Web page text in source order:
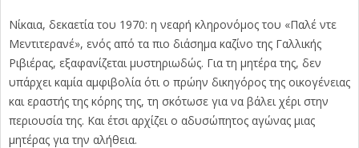
Νίκαια, δεκαετία του 1970: η νεαρή κληρονόμος του «Παλέ ντε
Μεντιτερανέ», ενός από τα πιο διάσημα καζίνο της Γαλλικής
Ριβιέρας, εξαφανίζεται μυστηριωδώς. Για τη μητέρα της, δεν
υπάρχει καμία αμφιβολία ότι ο πρώην δικηγόρος της οικογένειας
και εραστής της κόρης της, τη σκότωσε για να βάλει χέρι στην
περιουσία της. Και έτσι αρχίζει ο αδυσώπητος αγώνας μιας
μητέρας για την αλήθεια.